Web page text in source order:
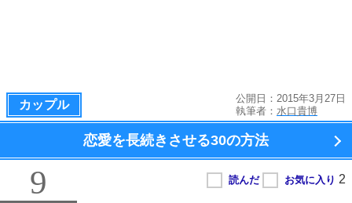
カップル
公開日：2015年3月27日
執筆者： 水口貴博
恋愛を長続きさせる30の方法
9